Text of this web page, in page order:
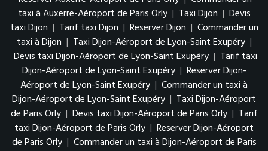
taxi à Auxerre-Aéroport de Paris Orly | Taxi Dijon | Devis
taxi Dijon | Tarif taxi Dijon | Reserver Dijon | Commander un
taxi à Dijon | Taxi Dijon-Aéroport de Lyon-Saint Exupéry |
Devis taxi Dijon-Aéroport de Lyon-Saint Exupéry | Tarif taxi
Dijon-Aéroport de Lyon-Saint Exupéry | Reserver Dijon-
Aéroport de Lyon-Saint Exupéry | Commander un taxi à
Dijon-Aéroport de Lyon-Saint Exupéry | Taxi Dijon-Aéroport
de Paris Orly | Devis taxi Dijon-Aéroport de Paris Orly | Tarif
taxi Dijon-Aéroport de Paris Orly | Reserver Dijon-Aéroport
de Paris Orly | Commander un taxi à Dijon-Aéroport de Paris